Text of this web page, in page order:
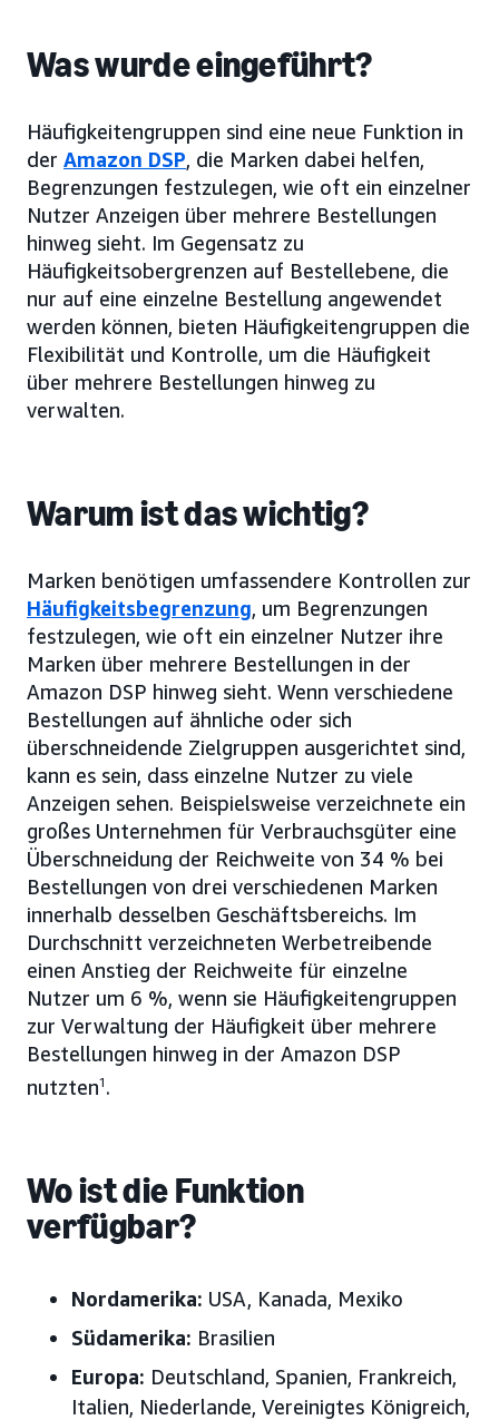
Was wurde eingeführt?
Häufigkeitengruppen sind eine neue Funktion in
der Amazon DSP, die Marken dabei helfen,
Begrenzungen festzulegen, wie oft ein einzelner
Nutzer Anzeigen über mehrere Bestellungen
hinweg sieht. Im Gegensatz zu
Häufigkeitsobergrenzen auf Bestellebene, die
nur auf eine einzelne Bestellung angewendet
werden können, bieten Häufigkeitengruppen die
Flexibilität und Kontrolle, um die Häufigkeit
über mehrere Bestellungen hinweg zu
verwalten.
Warum ist das wichtig?
Marken benötigen umfassendere Kontrollen zur
Häufigkeitsbegrenzung, um Begrenzungen
festzulegen, wie oft ein einzelner Nutzer ihre
Marken über mehrere Bestellungen in der
Amazon DSP hinweg sieht. Wenn verschiedene
Bestellungen auf ähnliche oder sich
überschneidende Zielgruppen ausgerichtet sind,
kann es sein, dass einzelne Nutzer zu viele
Anzeigen sehen. Beispielsweise verzeichnete ein
großes Unternehmen für Verbrauchsgüter eine
Überschneidung der Reichweite von 34 % bei
Bestellungen von drei verschiedenen Marken
innerhalb desselben Geschäftsbereichs. Im
Durchschnitt verzeichneten Werbetreibende
einen Anstieg der Reichweite für einzelne
Nutzer um 6 %, wenn sie Häufigkeitengruppen
zur Verwaltung der Häufigkeit über mehrere
Bestellungen hinweg in der Amazon DSP
nutzten1 .
Wo ist die Funktion
verfügbar?
Nordamerika: USA, Kanada, Mexiko
Südamerika: Brasilien
Europa: Deutschland, Spanien, Frankreich,
Italien, Niederlande, Vereinigtes Königreich,